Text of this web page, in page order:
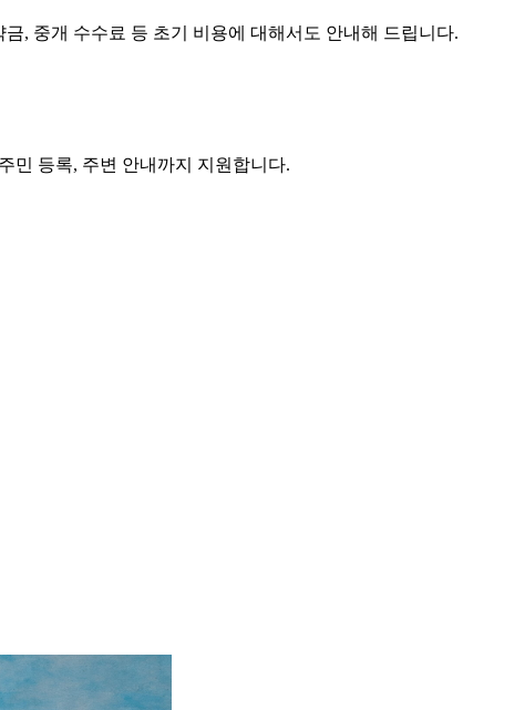
, 중개 수수료 등 초기 비용에 대해서도 안내해 드립니다.
민 등록, 주변 안내까지 지원합니다.